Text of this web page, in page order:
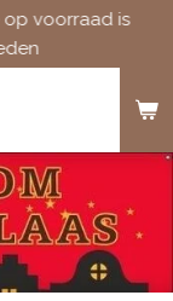
voorraad is